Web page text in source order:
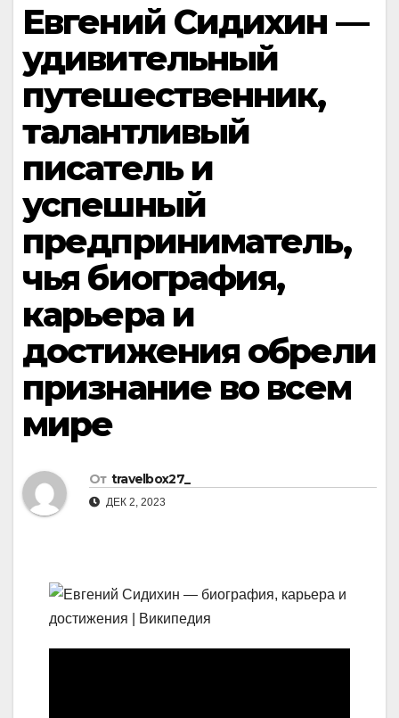
Евгений Сидихин —
удивительный
путешественник,
талантливый
писатель и
успешный
предприниматель,
чья биография,
карьера и
достижения обрели
признание во всем
мире
От travelbox27_
ДЕК 2, 2023